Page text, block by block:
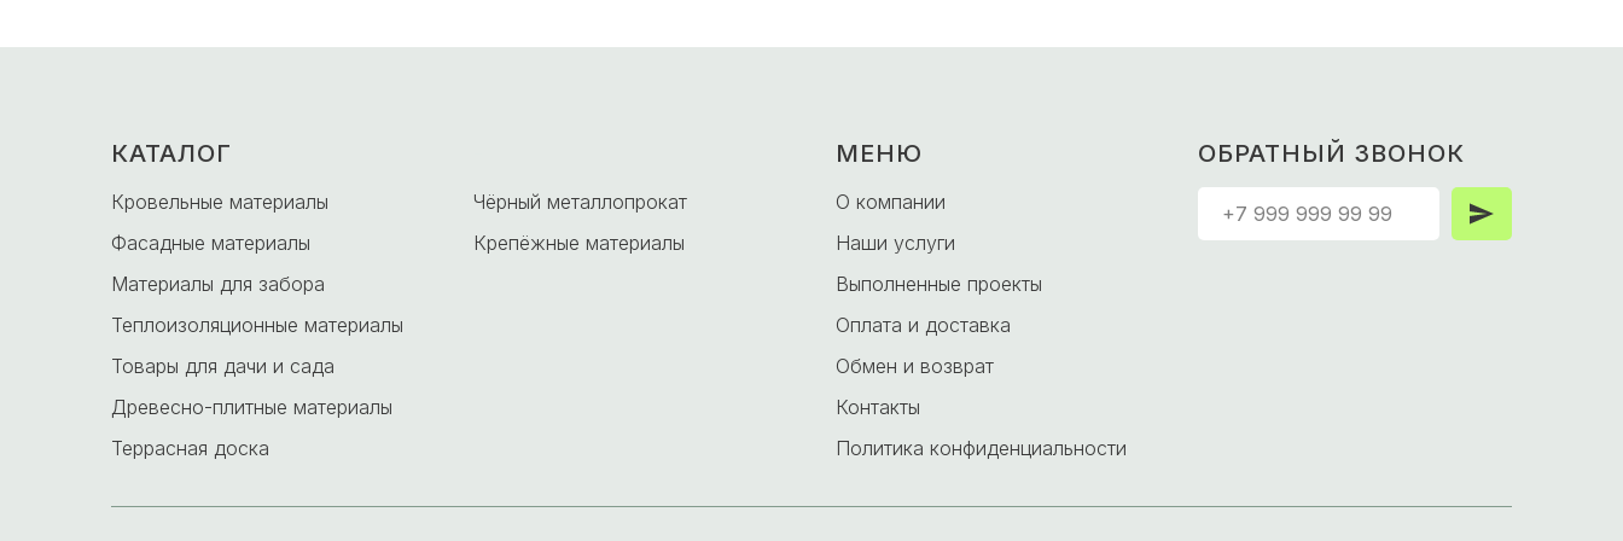
КАТАЛОГ
Кровельные материалы
Фасадные материалы
Материалы для забора
Теплоизоляционные материалы
Товары для дачи и сада
Древесно-плитные материалы
Террасная доска
Чёрный металлопрокат
Крепёжные материалы
МЕНЮ
О компании
Наши услуги
Выполненные проекты
Оплата и доставка
Обмен и возврат
Контакты
Политика конфиденциальности
ОБРАТНЫЙ ЗВОНОК